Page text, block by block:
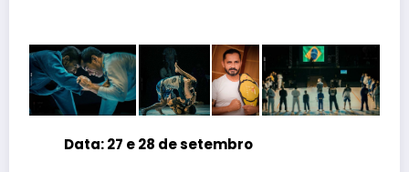
Data: 27 e 28 de setembro